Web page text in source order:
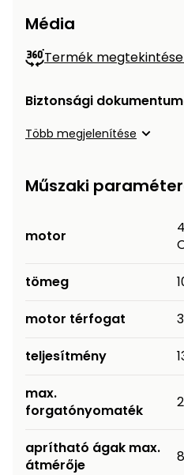
Permetező
Üvegház
melegház
Komposztáló
Kézi
szerszám,
Média
Termék
Biztonsági
Több megjelenítése
Műszaki
motor
tömeg
motor térfogat
teljesítmény
max.
forgatónyomaték
aprítható ágak max.
átmérője